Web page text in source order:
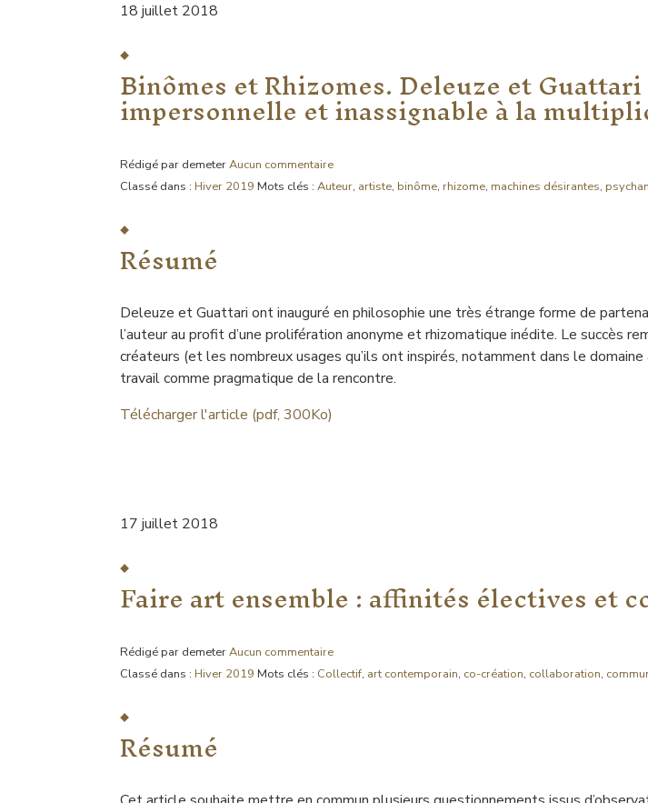
18 juillet 2018
Binômes et Rhizomes. Deleuze et
impersonnelle et inassignable à la
Rédigé par demeterAucun commentaire
Classé dans : Hiver 2019 Mots clés : Auteur, artiste, binôme, rhizome, machines désirantes,
Résumé
Deleuze et Guattari ont inauguré en philosophie une très étrange forme de
l’auteur au profit d’une prolifération anonyme et rhizomatique inédite. Le succès
créateurs (et les nombreux usages qu’ils ont inspirés, notamment dans le
travail comme pragmatique de la rencontre.
Télécharger l'article (pdf, 300Ko)
17 juillet 2018
Faire art ensemble : affinités électives et
Rédigé par demeterAucun commentaire
Classé dans : Hiver 2019 Mots clés : Collectif, art contemporain, co-création, collaboration,
Résumé